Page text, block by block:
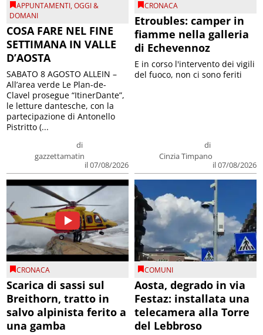
APPUNTAMENTI,OGGI &
DOMANI
COSA FARE NEL FINE
SETTIMANA IN VALLE
D’AOSTA
di
gazzettamatin
il 07/08/2026
SABATO 8 AGOSTO ALLEIN –
All’area verde Le Plan-de-
Clavel prosegue “ItinerDante”,
le letture dantesche, con la
partecipazione di Antonello
Pistritto (...
CRONACA
Etroubles: camper in
fiamme nella galleria
di Echevennoz
di
Cinzia Timpano
il 07/08/2026
E in corso l'intervento dei vigili
del fuoco, non ci sono feriti
CRONACA
Scarica di sassi sul
Breithorn, tratto in
salvo alpinista ferito a
una gamba
COMUNI
Aosta, degrado in via
Festaz: installata una
telecamera alla Torre
del Lebbroso